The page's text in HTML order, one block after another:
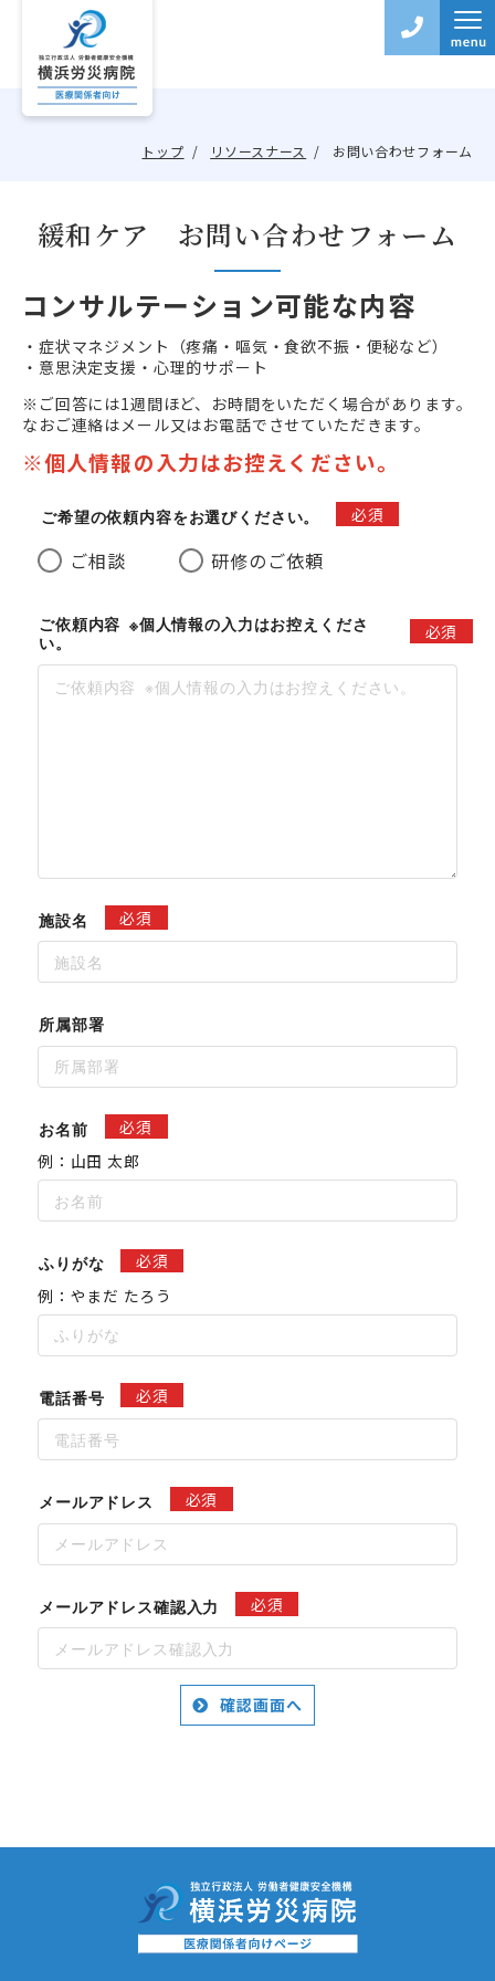
トップ リソースナース お問い合わせフォーム
緩和ケア お問い合わせフォーム
コンサルテーション可能な内容
・症状マネジメント（疼痛・嘔気・食欲不振・便秘など）
・意思決定支援・心理的サポート
※ご回答には1週間ほど、お時間をいただく場合があります。
なおご連絡はメール又はお電話でさせていただきます。
※個人情報の入力はお控えください。
ご希望の依頼内容をお選びください。 必須
ご相談 研修のご依頼
ご依頼内容 ※個人情報の入力はお控えくださ
い。
必須
施設名 必須
所属部署
お名前
必須
例：山田 太郎
ふりがな
必須
例：やまだ たろう
電話番号 必須
メールアドレス 必須
メールアドレス確認入力 必須
確認画面へ